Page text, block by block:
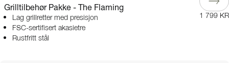
Grilltilbehør Pakke - The Flaming
Lag grillretter med presisjon
FSC-sertifisert akasietre
Rustfritt stål
1 799 KR